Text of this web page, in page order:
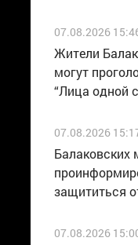
07.08.2026
Жители
могут
“Лица одной
07.08.2026
Балаковских
защититься
07.08.2026